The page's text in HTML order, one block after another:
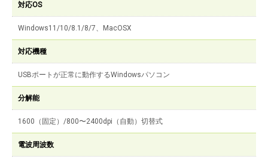
対応OS
Windows11/10/8.1/8/7、MacOSX
対応機種
USBポートが正常に動作するWindowsパソコン
分解能
1600（固定）/800〜2400dpi（自動）切替式
電波周波数